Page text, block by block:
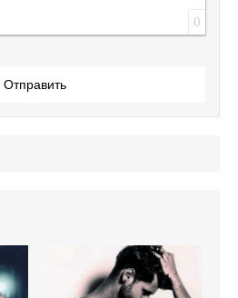
0
Отправить